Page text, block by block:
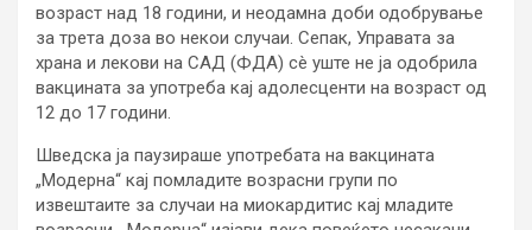
возраст над 18 години, и неодамна доби одобрување
за трета доза во некои случаи. Сепак, Управата за
храна и лекови на САД (ФДА) сè уште не ја одобрила
вакцината за употреба кај адолесценти на возраст од
12 до 17 години.
Шведска ја паузираше употребата на вакцината
„Модерна“ кај помладите возрасни групи по
извештаите за случаи на миокардитис кај младите